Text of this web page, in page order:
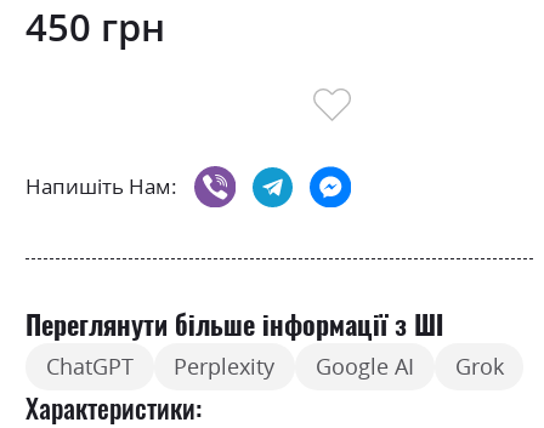
450 грн
Напишіть Нам:
Переглянути більше інформації з ШІ
ChatGPT Perplexity Google AI Grok
Характеристики